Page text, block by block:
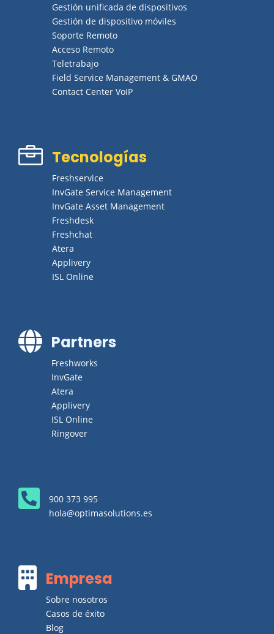
Gestión unificada de dispositivos
Gestión de dispositivo móviles
Soporte Remoto
Acceso Remoto
Teletrabajo
Field Service Management & GMAO
Contact Center VoIP
 Tecnologías
Freshservice
InvGate Service Management
InvGate Asset Management
Freshdesk
Freshchat
Atera
Applivery
ISL Online
 Partners
Freshworks
InvGate
Atera
Applivery
ISL Online
Ringover

900 373 995
hola@optimasolutions.es
 Empresa
Sobre nosotros
Casos de éxito
Blog